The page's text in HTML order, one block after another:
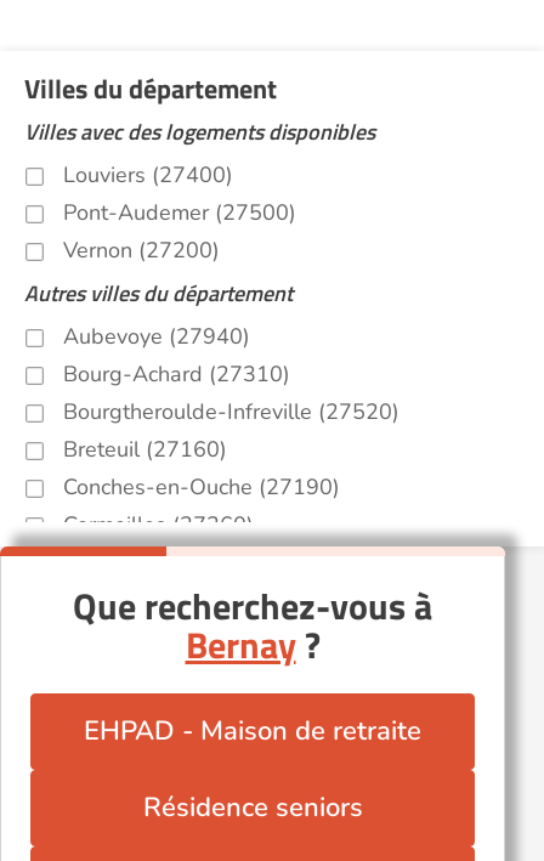
Villes du département
Villes avec des logements disponibles
Louviers (27400)
Pont-Audemer (27500)
Vernon (27200)
Autres villes du département
Aubevoye (27940)
Bourg-Achard (27310)
Bourgtheroulde-Infreville (27520)
Breteuil (27160)
Conches-en-Ouche (27190)
Cormeilles (27260)
Gaillon (27600)
Gisors (27140)
Le Neubourg (27110)
Romilly-sur-Andelle (27610)
Saint-Marcel (27950)
Saint-Ouen-du-Tilleul (27670)
Que recherchez-vous à
Bernay?
EHPAD - Maison de retraite
Résidence seniors